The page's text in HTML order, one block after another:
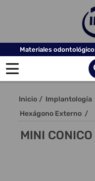
Materiales
Inicio / Implantología
Hexágono Externo /
MINI